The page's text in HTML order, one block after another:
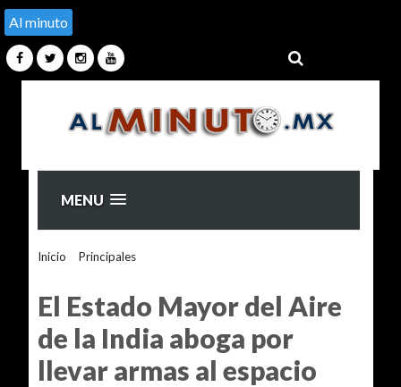
Al minuto
MENU
Inicio Principales>
El Estado Mayor del Aire
de la India aboga por
llevar armas al espacio